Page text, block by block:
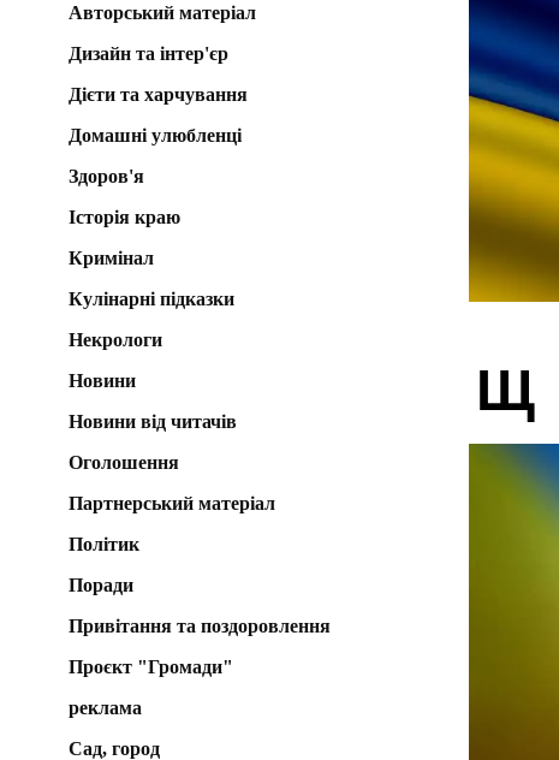
Щ
Авторський матеріал
Дизайн та інтер'єр
Дієти та харчування
Домашні улюбленці
Здоров'я
Історія краю
Кримінал
Кулінарні підказки
Некрологи
Новини
Новини від читачів
Оголошення
Партнерський матеріал
Політик
Поради
Привітання та поздоровлення
Проєкт "Громади"
реклама
Сад, город